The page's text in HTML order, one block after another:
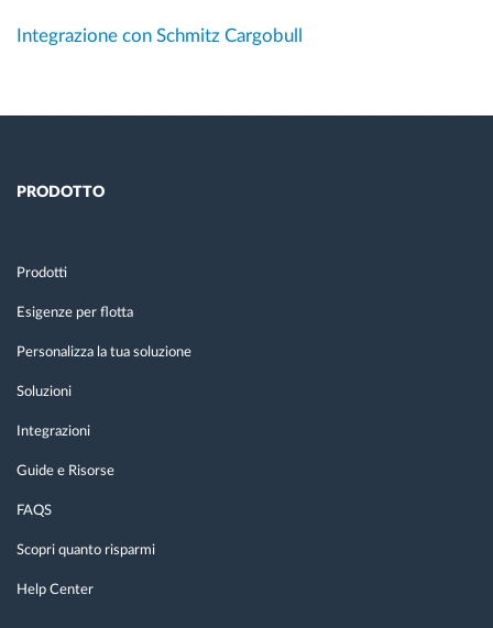
Integrazione con Schmitz Cargobull
PRODOTTO
Prodotti
Esigenze per flotta
Personalizza la tua soluzione
Soluzioni
Integrazioni
Guide e Risorse
FAQS
Scopri quanto risparmi
Help Center